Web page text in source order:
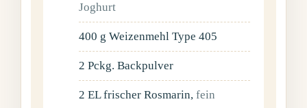
Joghurt
400 g Weizenmehl Type 405
2 Pckg. Backpulver
2 EL frischer Rosmarin,fein